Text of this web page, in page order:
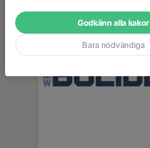
Godkänn alla kakor
Bara nödvändiga